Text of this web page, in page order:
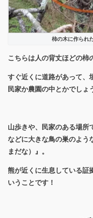
柿の木に作られ
こちらは人の背丈ほどの柿
すぐ近くに道路があって、
民家か農園の中とかでしょ
山歩きや、民家のある場所
などに大きな鳥の巣のよう
まだな）』。
熊が近くに生息している証
いうことです！